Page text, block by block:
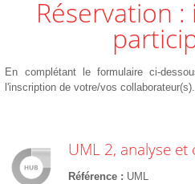
Réservation : inscrire des
En complétant le formulaire ci-
l'inscription de votre/vos collaborateur(s).
UML 2, analyse et
Référence UML